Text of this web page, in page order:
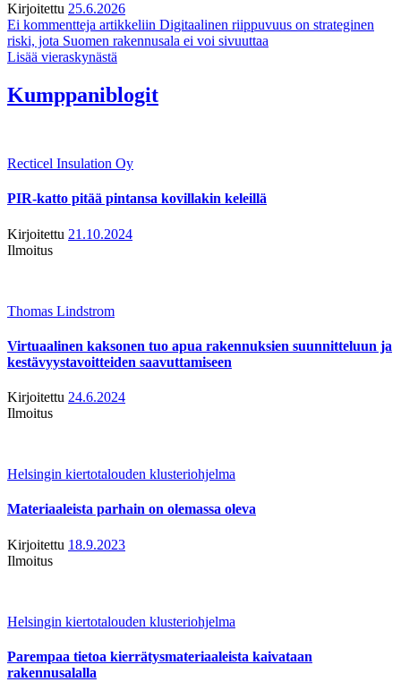
Kirjoitettu 25.6.2026
Ei kommentteja artikkeliin Digitaalinen riippuvuus on strateginen
riski, jota Suomen rakennusala ei voi sivuuttaa
Lisää vieraskynästä
Kumppaniblogit
Recticel Insulation Oy
PIR-katto pitää pintansa kovillakin keleillä
Kirjoitettu 21.10.2024
Ilmoitus
Thomas Lindstrom
Virtuaalinen kaksonen tuo apua rakennuksien suunnitteluun ja
kestävyystavoitteiden saavuttamiseen
Kirjoitettu 24.6.2024
Ilmoitus
Helsingin kiertotalouden klusteriohjelma
Materiaaleista parhain on olemassa oleva
Kirjoitettu 18.9.2023
Ilmoitus
Helsingin kiertotalouden klusteriohjelma
Parempaa tietoa kierrätysmateriaaleista kaivataan
rakennusalalla